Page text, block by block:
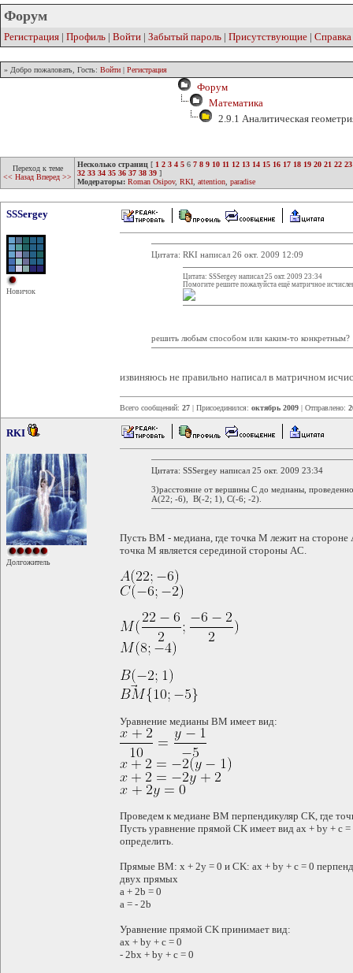
Форум
Регистрация | Профиль | Войти | Забытый пароль | Присутствующие | Справка
» Добро пожаловать, Гость: Войти | Регистрация
Форум
Математика
2.9.1 Аналитическая
Переход к теме
<< Назад Вперед >>
Несколько страниц [ 1 2 3 4 5 6 7 8 9 10 11 12 13 14 15 16 17 18 19 20 21 22 23
32 33 34 35 36 37 38 39 ]
Модераторы: Roman Osipov, RKI attention paradise
SSSergey
Новичок
Цитата: RKI написал 26 окт. 2009 12:09
Цитата: SSSergey написал 25 окт. 2009 23:34
Помогите решите пожалуйста ещё матричное
решить любым способом или каким-то конкретным?
извиняюсь не правильно написал в матричном
Всего сообщений: 27 | Присоединился: октябрь 2009 | Отправлено:
RKI
Долгожитель
Цитата: SSSergey написал 25 окт. 2009 23:34
3)расстояние от вершины C до медианы,
A(22; -6), B(-2; 1), C(-6; -2).
Пусть BM - медиана, где точка M лежит на
точка M является серединой стороны AC.
Уравнение медианы BM имеет вид:
Проведем к медиане BM перпендикуляр CK, где
Пусть уравнение прямой CK имеет вид ax + by + c
определить.
Прямые BM: x + 2y = 0 и CK: ax + by + c = 0
двух прямых
a + 2b = 0
a = - 2b
Уравнение прямой CK принимает вид:
ax + by + c = 0
- 2bx + by + c = 0